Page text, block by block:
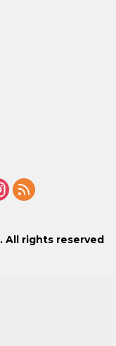
. All rights reserved